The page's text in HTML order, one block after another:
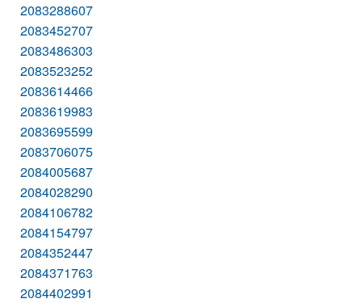
2083288607
2083452707
2083486303
2083523252
2083614466
2083619983
2083695599
2083706075
2084005687
2084028290
2084106782
2084154797
2084352447
2084371763
2084402991